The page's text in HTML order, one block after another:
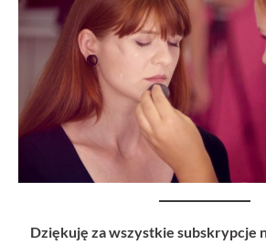
Dziękuję za wszystkie subskrypcje